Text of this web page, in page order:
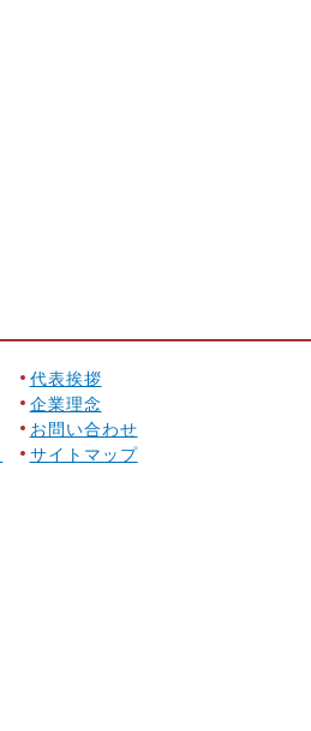
代表挨拶
企業理念
お問い合わせ
サイトマップ